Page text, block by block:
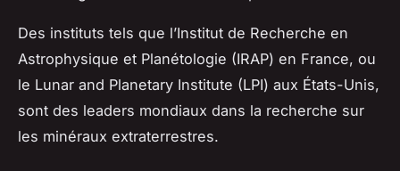
Des instituts tels que l’Institut de Recherche en
Astrophysique et Planétologie (IRAP) en France, ou
le Lunar and Planetary Institute (LPI) aux États-Unis,
sont des leaders mondiaux dans la recherche sur
les minéraux extraterrestres.